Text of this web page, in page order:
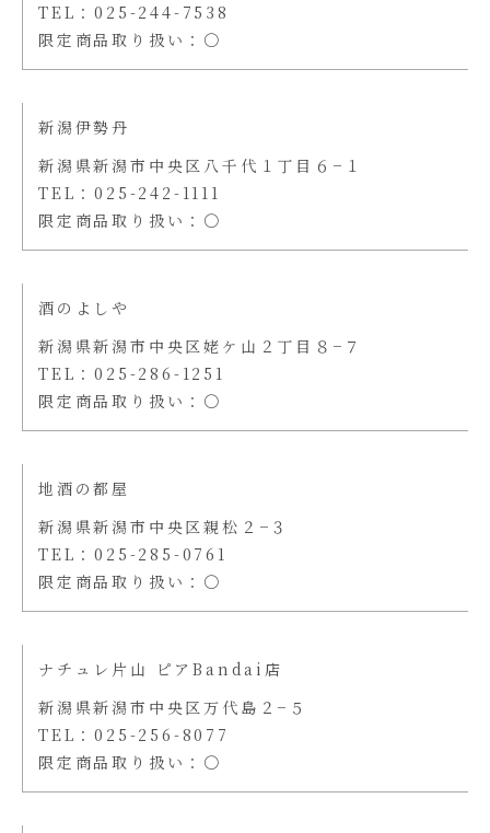
TEL：025-244-7538
限定商品取り扱い：〇
新潟伊勢丹
新潟県新潟市中央区八千代１丁目６−１
TEL：025-242-1111
限定商品取り扱い：〇
酒のよしや
新潟県新潟市中央区姥ケ山２丁目８−７
TEL：025-286-1251
限定商品取り扱い：〇
地酒の都屋
新潟県新潟市中央区親松２−３
TEL：025-285-0761
限定商品取り扱い：〇
ナチュレ片山 ピアBandai店
新潟県新潟市中央区万代島２−５
TEL：025-256-8077
限定商品取り扱い：〇